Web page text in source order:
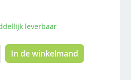
leverbaar
Voer de
In de winkelmand